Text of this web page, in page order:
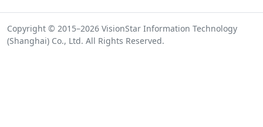
Copyright © 2015–2026 VisionStar Information Technology
(Shanghai) Co., Ltd. All Rights Reserved.